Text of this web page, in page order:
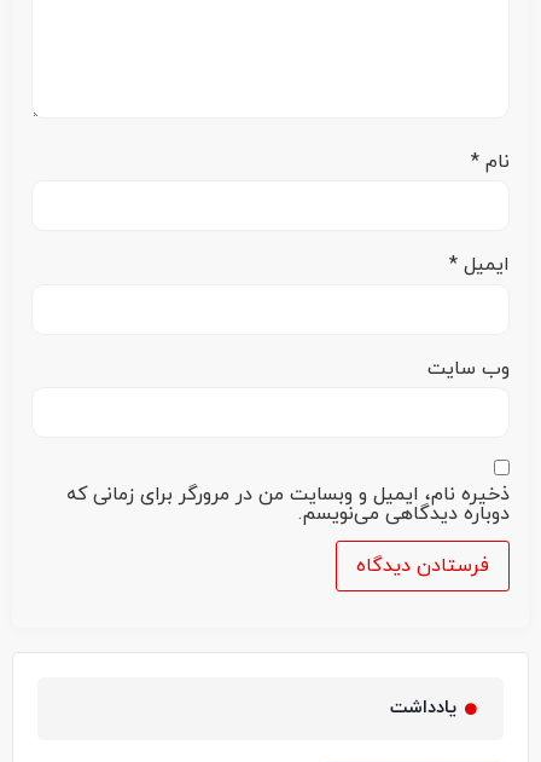
نام *
ایمیل *
وب‌ سایت
ذخیره نام، ایمیل و وبسایت من در مرورگر برای زمانی که
دوباره دیدگاهی می‌نویسم.
یادداشت